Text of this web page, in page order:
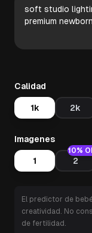
Calidad
1k 2k
Imagenes
1
10%
2
El predictor de
creatividad. No
de fertilidad.